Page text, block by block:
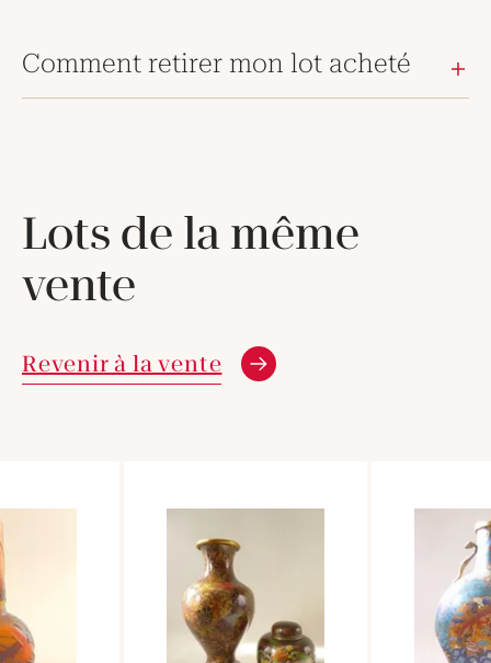
Comment retirer mon lot acheté
Lots de la même
vente
Revenir à la vente